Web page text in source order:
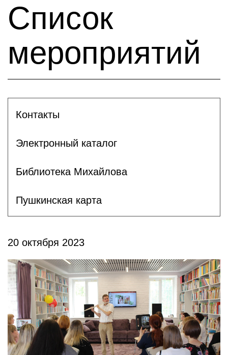
Список
мероприятий
Контакты
Электронный каталог
Библиотека Михайлова
Пушкинская карта
20 октября 2023